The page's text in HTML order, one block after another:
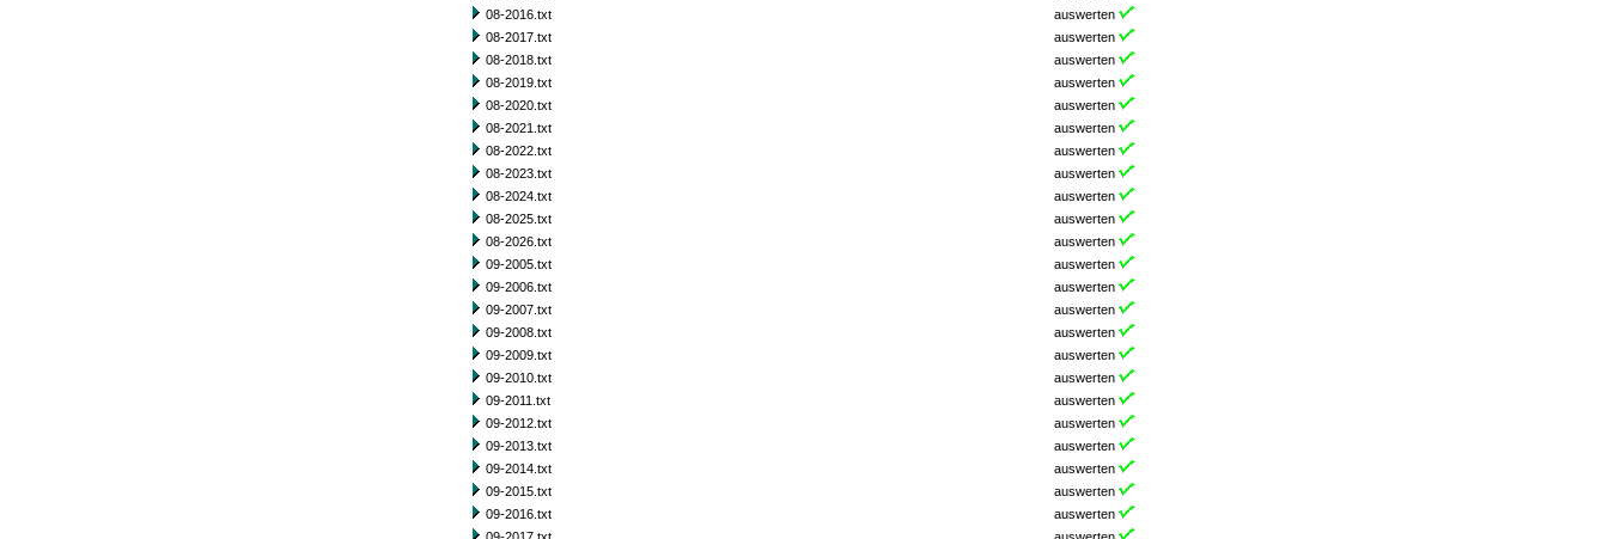
08-2016.txt
auswerten
08-2017.txt
auswerten
08-2018.txt
auswerten
08-2019.txt
auswerten
08-2020.txt
auswerten
08-2021.txt
auswerten
08-2022.txt
auswerten
08-2023.txt
auswerten
08-2024.txt
auswerten
08-2025.txt
auswerten
08-2026.txt
auswerten
09-2005.txt
auswerten
09-2006.txt
auswerten
09-2007.txt
auswerten
09-2008.txt
auswerten
09-2009.txt
auswerten
09-2010.txt
auswerten
09-2011.txt
auswerten
09-2012.txt
auswerten
09-2013.txt
auswerten
09-2014.txt
auswerten
09-2015.txt
auswerten
09-2016.txt
auswerten